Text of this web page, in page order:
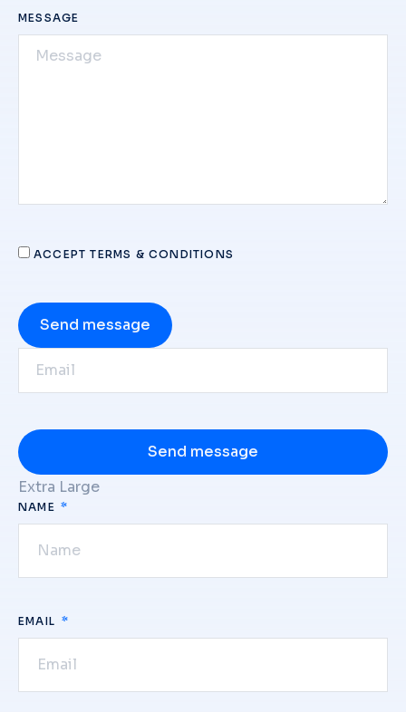
MESSAGE
ACCEPT TERMS & CONDITIONS
Send message
Send message
Extra Large
NAME
EMAIL